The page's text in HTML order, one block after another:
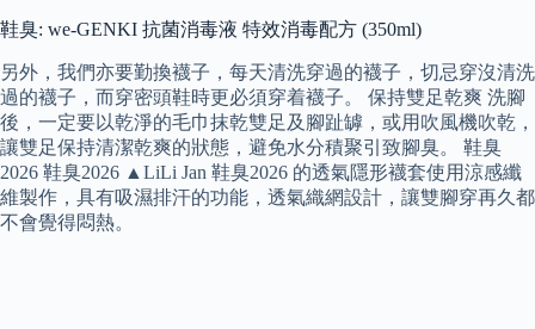
鞋臭: we-GENKI 抗菌消毒液 特效消毒配方 (350ml)
另外，我們亦要勤換襪子，每天清洗穿過的襪子，切忌穿沒清洗
過的襪子，而穿密頭鞋時更必須穿着襪子。 保持雙足乾爽 洗腳
後，一定要以乾淨的毛巾抹乾雙足及腳趾罅，或用吹風機吹乾，
讓雙足保持清潔乾爽的狀態，避免水分積聚引致腳臭。 鞋臭
2026 鞋臭2026 ▲LiLi Jan 鞋臭2026 的透氣隱形襪套使用涼感纖
維製作，具有吸濕排汗的功能，透氣織網設計，讓雙腳穿再久都
不會覺得悶熱。